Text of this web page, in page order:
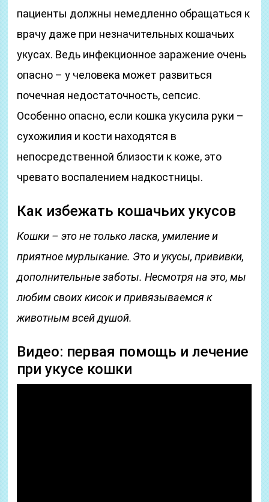
пациенты должны немедленно обращаться к
врачу даже при незначительных кошачьих
укусах. Ведь инфекционное заражение очень
опасно – у человека может развиться
почечная недостаточность, сепсис.
Особенно опасно, если кошка укусила руки –
сухожилия и кости находятся в
непосредственной близости к коже, это
чревато воспалением надкостницы.
Как избежать кошачьих укусов
Кошки – это не только ласка, умиление и
приятное мурлыкание. Это и укусы, прививки,
дополнительные заботы. Несмотря на это, мы
любим своих кисок и привязываемся к
животным всей душой.
Видео: первая помощь и лечение
при укусе кошки